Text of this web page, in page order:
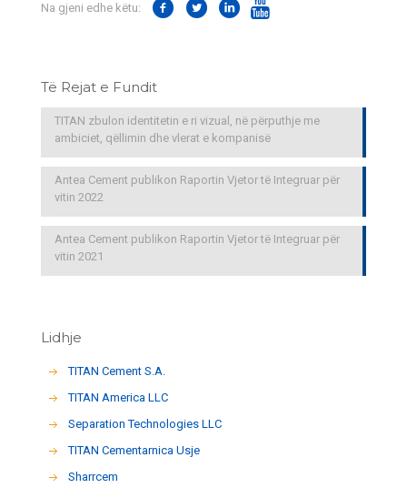
Na gjeni edhe këtu:
Të Rejat e Fundit
TITAN zbulon identitetin e ri vizual, në përputhje me
ambiciet, qëllimin dhe vlerat e kompanisë
Antea Cement publikon Raportin Vjetor të Integruar për
vitin 2022
Antea Cement publikon Raportin Vjetor të Integruar për
vitin 2021
Lidhje
TITAN Cement S.A.
TITAN America LLC
Separation Technologies LLC
ΤΙΤΑΝ Cementarnica Usje
Sharrcem